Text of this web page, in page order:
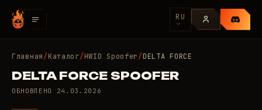
RU
Главная/Каталог/HWID Spoofer/DELTA FORCE
DELTA FORCE SPOOFER
ОБНОВЛЕНО 24.03.2026